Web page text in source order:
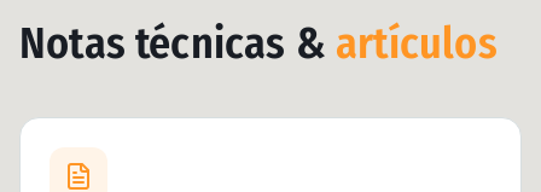
Notas técnicas & artículos